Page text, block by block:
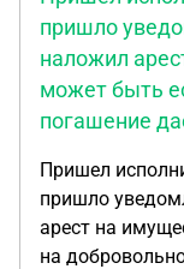
пришло
наложил
может быть
погашение
Пришел
пришло
арест на
на